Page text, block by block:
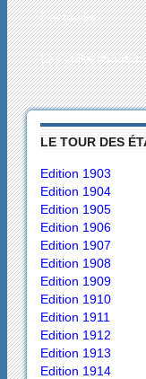
L’actualité
Les
LE TOUR DES
Edition 1903
Edition 1904
Edition 1905
Edition 1906
Edition 1907
Edition 1908
Edition 1909
Edition 1910
Edition 1911
Edition 1912
Edition 1913
Edition 1914